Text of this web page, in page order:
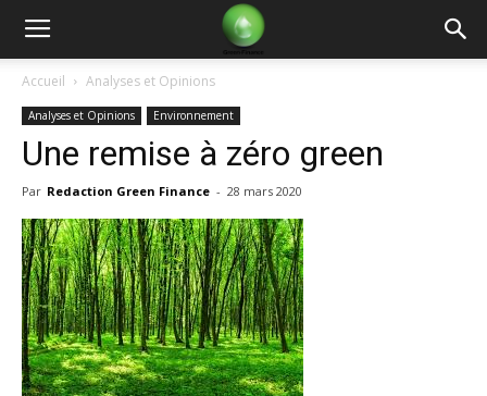
Green
Finance
Accueil Analyses et Opinions
Analyses et Opinions Environnement
Une remise à zéro green
Par Redaction Green Finance - 28 mars 2020